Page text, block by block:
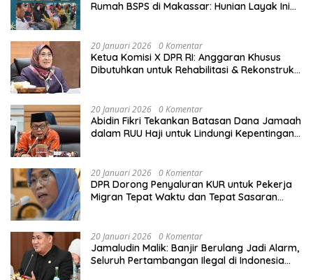
Rumah BSPS di Makassar: Hunian Layak Ini
20 Januari 2026 0 Komentar
Ketua Komisi X DPR RI: Anggaran Khusus
Dibutuhkan untuk Rehabilitasi & Rekonstruksi
20 Januari 2026 0 Komentar
Abidin Fikri Tekankan Batasan Dana Jamaah
dalam RUU Haji untuk Lindungi Kepentingan
20 Januari 2026 0 Komentar
DPR Dorong Penyaluran KUR untuk Pekerja
Migran Tepat Waktu dan Tepat Sasaran
20 Januari 2026 0 Komentar
Jamaludin Malik: Banjir Berulang Jadi Alarm,
Seluruh Pertambangan Ilegal di Indonesia